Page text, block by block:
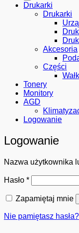
Drukarki
Drukarki
Akcesoria
Części
Tonery
Monitory
AGD
Logowanie
Logowanie
Nazwa użytkownika
Hasło *Wymagane
Zapamiętaj mnie
Nie pamiętasz hasła?